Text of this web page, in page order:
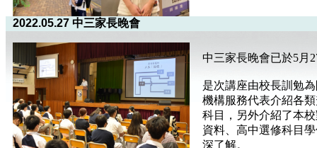
2022.05.27 中三家長晚會
中三家長晚會已於5月
是次講座由校長訓勉
機構服務代表介紹各
科目，另外介紹了本
資料、高中選修科目
深了解。